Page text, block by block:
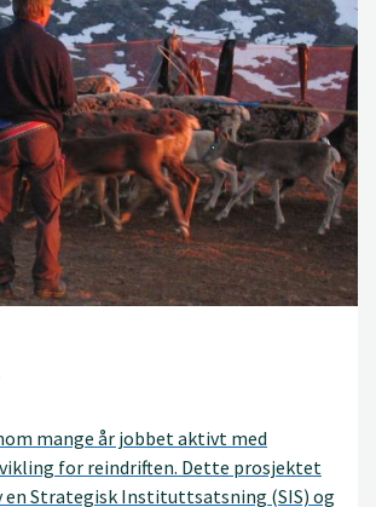
mange år jobbet aktivt med
for reindriften. Dette prosjektet
en Strategisk Instituttsatsning (SIS) og